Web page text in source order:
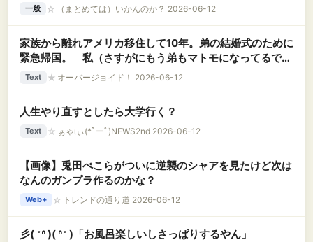
一般 ☆ （まとめては）いかんのか？ 2026-06-12
家族から離れアメリカ移住して10年。弟の結婚式のために
緊急帰国。 私（さすがにもう弟もマトモになってるでし
ょ…）弟「姉ちゃん！」私「！？」 → 弟の結婚相手
Text ★ オーバージョイド！ 2026-06-12
人生やり直すとしたら大学行く？
Text ☆ ぁゃιぃ(*ﾟーﾟ)NEWS2nd 2026-06-12
【画像】兎田ぺこらがついに逆襲のシャアを見たけど次は
なんのガンプラ作るのかな？
Web+ ☆ トレンドの通り道 2026-06-12
彡( ˶ᐢ )( ᐢ˶ )「お風呂楽しいしさっぱりするやん」